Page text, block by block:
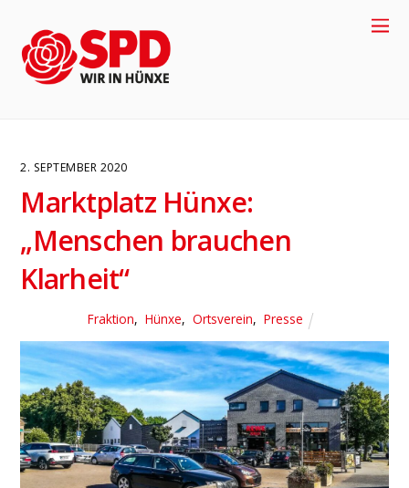
2. SEPTEMBER 2020
Marktplatz Hünxe:
„Menschen brauchen
Klarheit“
Fraktion, Hünxe, Ortsverein, Presse